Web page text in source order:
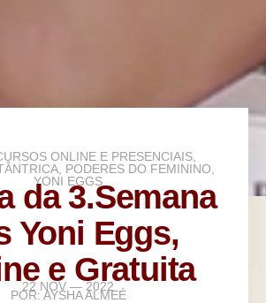
ONLINE E PRESENCIAIS
, PODERES DO FEMININO
YONI EGGS
da 3.Semana
Yoni Eggs,
e Gratuita
22 NOV — 2022
POR:AYSHA ALMEÉ